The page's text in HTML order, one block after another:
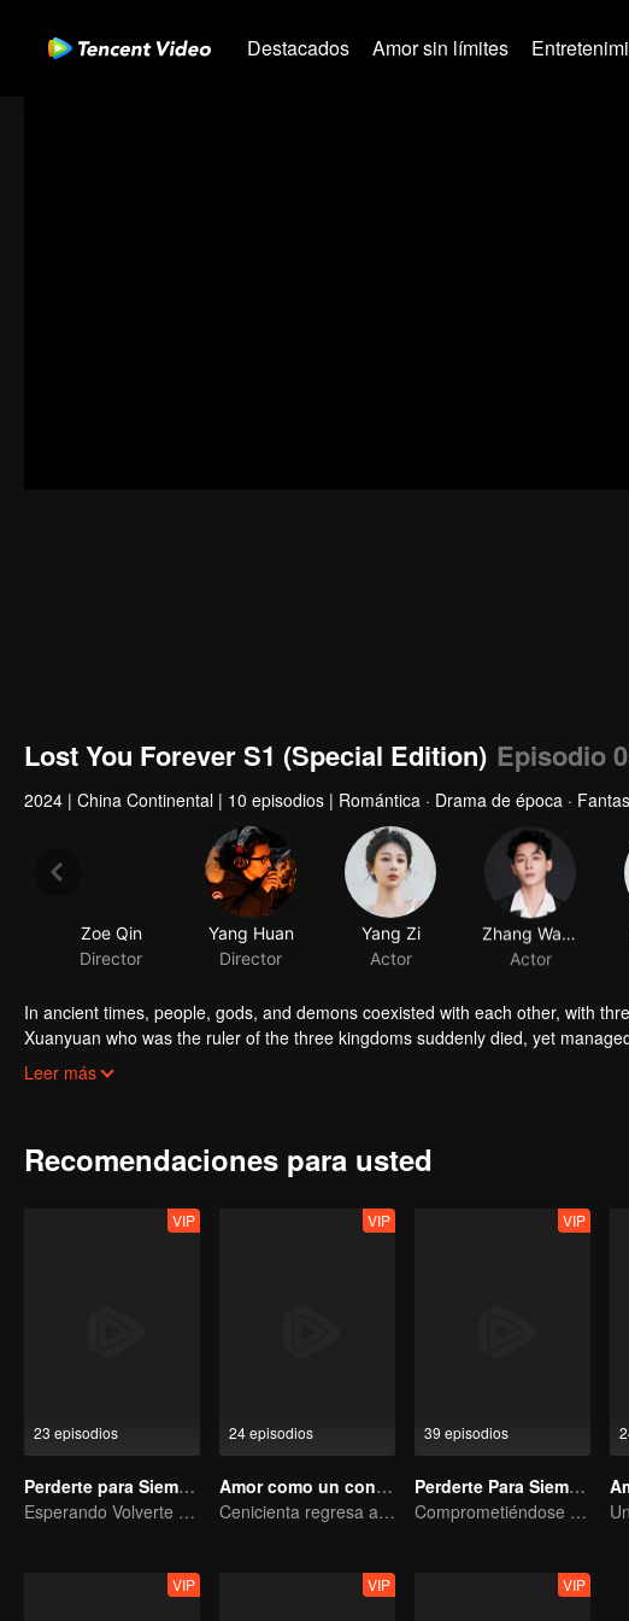
Destacados Amor sin límites
Lost You Forever S1 (Special Edition) Episodio
2024 | China Continental | 10 episodios | Romántica · Drama de época ·
Zoe Qin
Director
Yang Huan
Director
Yang Zi
Actor
Zhang Wanyi
Actor
In ancient times, people, gods, and demons coexisted with each other, with
Xuanyuan who was the ruler of the three kingdoms suddenly died, yet
smart and kind woman. When she went acress the deep forest, a tragedy
Leer más
Recomendaciones para usted
23 episodios
VIP
Perderte para Siempre S2
Esperando Volverte a Ver
24 episodios
VIP
Amor como un contrato
Cenicienta regresa a la alta sociedad y encuentra el amor con el presidente
39 episodios
VIP
Perderte Para Siempre S1
Comprometiéndose en nombre de la Montaña y el Océano y enamorándose en Dahuang
VIP VIP VIP